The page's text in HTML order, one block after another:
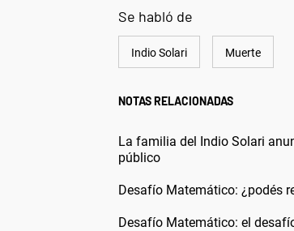
Se habló de
Indio Solari Muerte
NOTAS RELACIONADAS
La familia del Indio Solari
público
Desafío Matemático: ¿podés
Desafío Matemático: el